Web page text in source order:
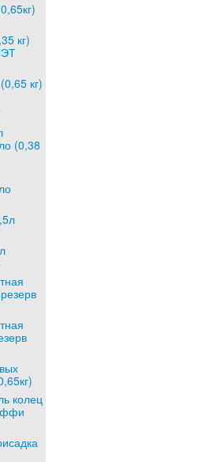
кг)
кг)
(0,38
колец